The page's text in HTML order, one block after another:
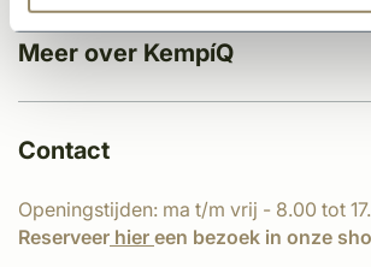
Meer over KempíQ
Contact
Openingstijden: ma t/m vrij - 8.00 tot
Reserveer hier een bezoek in onze